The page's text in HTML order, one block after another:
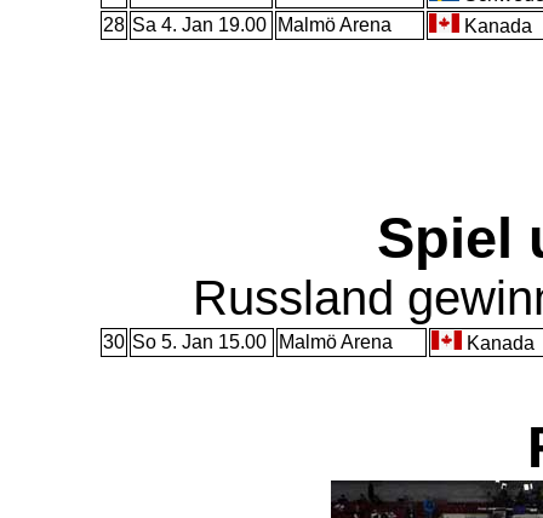
28 Sa 4. Jan 19.00 Malmö Arena Kanada
Spiel
Russland
30 So 5. Jan 15.00 Malmö Arena Kanada